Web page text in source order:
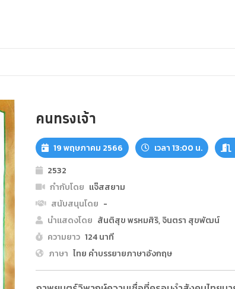
คนทรงเจ้า
19 พฤษภาคม 2566 เวลา 13:00 น.
2532
กำกับโดย แจ๊สสยาม
สนับสนุนโดย -
นำแสดงโดย สันติสุข พรหมศิริ, จินตรา สุขพัฒน์
ความยาว 124 นาที
ภาษา ไทย คำบรรยายภาษาอังกฤษ